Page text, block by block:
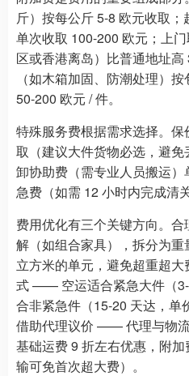
斤）按每公斤 5-8 欧元收取；
单次收取 100-200 欧元；上
区或香港离岛）比普通地址
（如木箱加固、防潮处理）
50-200 欧元 / 件。
特殊服务费根据需求选择。
取（建议大件货物必选，避
卸协助费（需专业人员搬运
急费（如需 12 小时内完成清
费用优化有三个关键方向。
解（如组合家具），拆分为
立方米的单元，避免超重超
式 —— 空运适合紧急大件（
合非紧急件（15-20 天达，单
借助代理议价 —— 代理与物
基础运费 9 折左右优惠，附
输可免首次超大费）。